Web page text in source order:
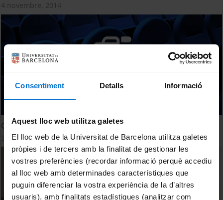
Consentiment Detalls Informació
Aquest lloc web utilitza galetes
El lloc web de la Universitat de Barcelona utilitza galetes
pròpies i de tercers amb la finalitat de gestionar les
vostres preferències (recordar informació perquè accediu
al lloc web amb determinades característiques que
puguin diferenciar la vostra experiència de la d’altres
usuaris), amb finalitats estadístiques (analitzar com
4 novembre, 2014
Grégory Tuban: Repressive
3 novembre, 2014